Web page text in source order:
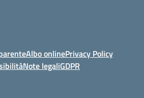
Albo onlinePrivacy Policy
Note legaliGDPR